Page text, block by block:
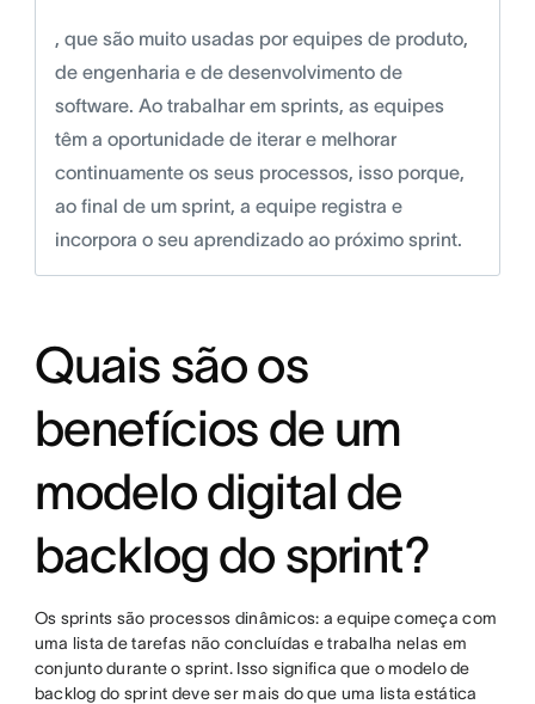
, que são muito usadas por equipes de produto,
de engenharia e de desenvolvimento de
software. Ao trabalhar em sprints, as equipes
têm a oportunidade de iterar e melhorar
continuamente os seus processos, isso porque,
ao final de um sprint, a equipe registra e
incorpora o seu aprendizado ao próximo sprint.
Quais são os
benefícios de um
modelo digital de
backlog do sprint?
Os sprints são processos dinâmicos: a equipe começa com
uma lista de tarefas não concluídas e trabalha nelas em
conjunto durante o sprint. Isso significa que o modelo de
backlog do sprint deve ser mais do que uma lista estática